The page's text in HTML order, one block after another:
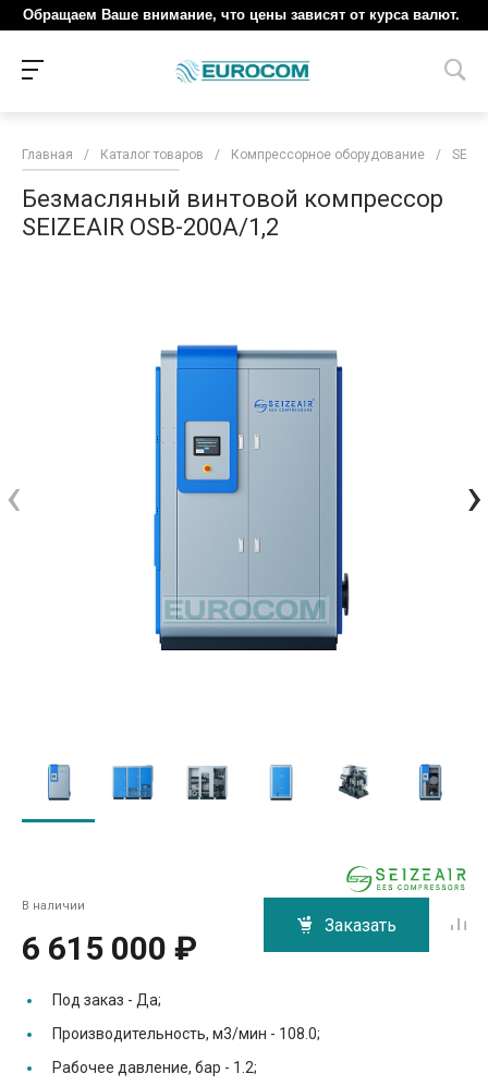
Обращаем Ваше внимание, что цены зависят от курса валют.
Главная / Каталог товаров / Компрессорное оборудование /
Безмасляный винтовой компрессор
SEIZEAIR OSB-200A/1,2
‹ ›
В наличии
6 615 000 ₽
Заказать
Под заказ - Да;
Производительность, м3/мин - 108.0;
Рабочее давление, бар - 1.2;